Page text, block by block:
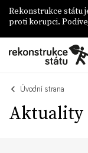
Rekonstrukce státu
proti korupci.
Úvodní strana
Aktuality